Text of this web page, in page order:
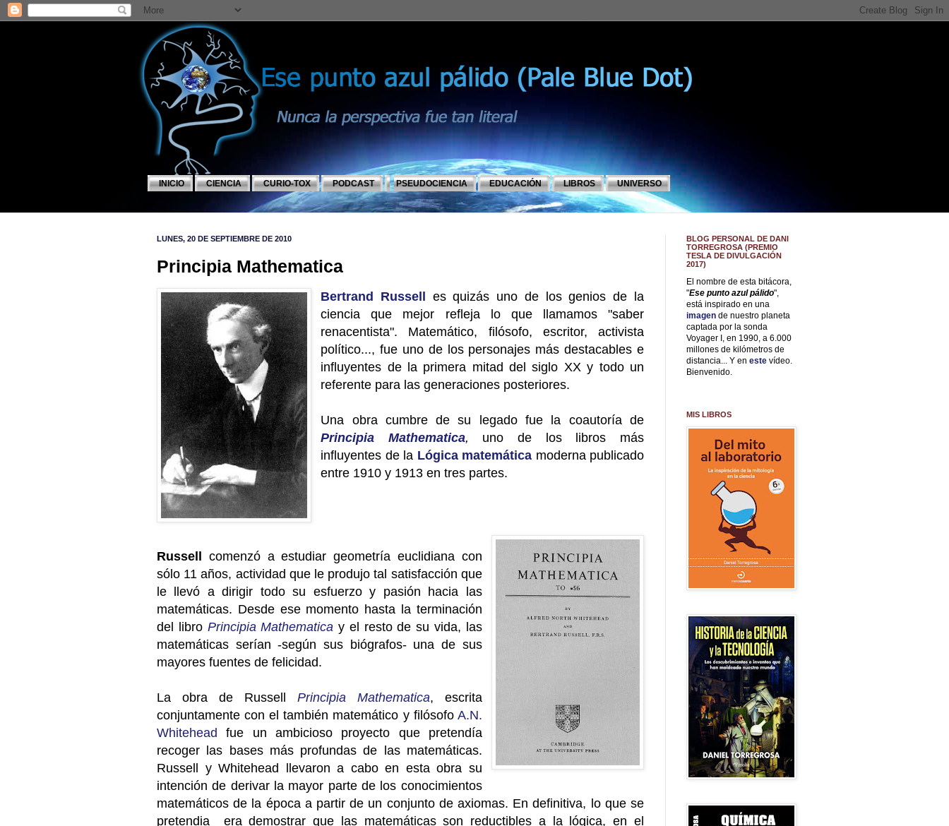
INICIO CIENCIA CURIO-TOX PODCAST PSEUDOCIENCIA EDUCACIÓN LIBROS UNIVERSO
LUNES, 20 DE SEPTIEMBRE DE 2010
Principia Mathematica
Bertrand Russell es quizás uno de los genios de la
ciencia que mejor refleja lo que llamamos "saber
renacentista". Matemático, filósofo, escritor, activista
político..., fue uno de los personajes más destacables e
influyentes de la primera mitad del siglo XX y todo un
referente para las generaciones posteriores.
Una obra cumbre de su legado fue la coautoría de
Principia Mathematica, uno de los libros más
influyentes de la Lógica matemática moderna publicado
entre 1910 y 1913 en tres partes.
Russell
comenzó a estudiar geometría euclidiana con
sólo 11 años, actividad que le produjo tal satisfacción que
le llevó a dirigir todo su esfuerzo y pasión hacia las
matemáticas. Desde ese momento hasta la terminación
del libro Principia Mathematica y el resto de su vida, las
matemáticas serían -según sus biógrafos- una de sus
mayores fuentes de felicidad.
La obra de Russell Principia Mathematica, escrita
conjuntamente con el también matemático y filósofo A.N.
Whitehead fue un ambicioso proyecto que pretendía
recoger las bases más profundas de las matemáticas.
Russell y Whitehead llevaron a cabo en esta obra su
intención de derivar la mayor parte de los conocimientos
matemáticos de la época a partir de un conjunto de axiomas. En definitiva, lo que se
pretendia era demostrar que las matemáticas son reductibles a la lógica, en el
BLOG PERSONAL DE DANI
TORREGROSA (PREMIO
TESLA DE DIVULGACIÓN
2017)
El nombre de esta bitácora,
"Ese punto azul pálido",
está inspirado en una
imagen de nuestro planeta
captada por la sonda
Voyager I, en 1990, a 6.000
millones de kilómetros de
distancia... Y en este vídeo.
Bienvenido.
MIS LIBROS